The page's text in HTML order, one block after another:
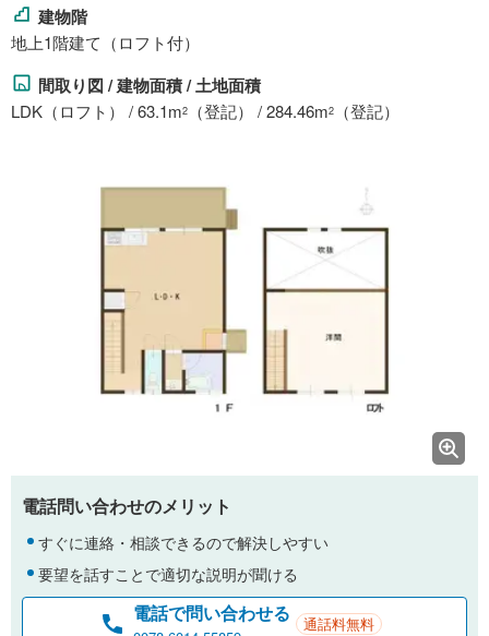
建物階
地上1階建て（ロフト付）
間取り図 / 建物面積 / 土地面積
LDK（ロフト） / 63.1m2 （登記） / 284.46m2 （登記）
電話問い合わせのメリット
すぐに連絡・相談できるので解決しやすい
要望を話すことで適切な説明が聞ける
電話で問い合わせる 通話料無料